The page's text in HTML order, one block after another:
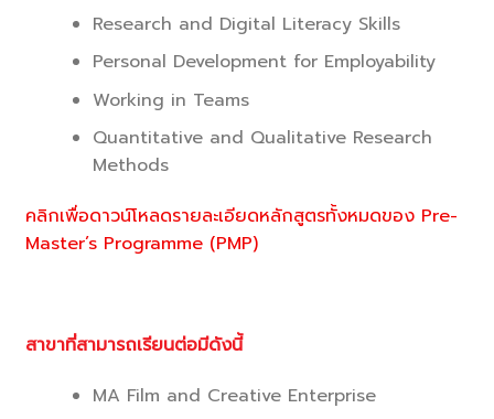
Research and Digital Literacy Skills
Personal Development for Employability
Working in Teams
Quantitative and Qualitative Research
Methods
คลิกเพื่อดาวน์โหลดรายละเอียดหลักสูตรทั้งหมดของ Pre-
Master’s Programme (PMP)
สาขาที่สามารถเรียนต่อมีดังนี้
MA Film and Creative Enterprise